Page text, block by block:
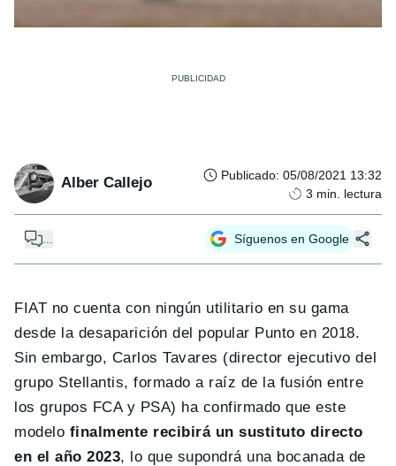
Alber Callejo Publicado: 05/08/2021 13:32
3 min. lectura
Síguenos en Google
FIAT no cuenta con ningún utilitario en su gama
desde la desaparición del popular Punto en 2018.
Sin embargo, Carlos Tavares (director ejecutivo del
grupo Stellantis, formado a raíz de la fusión entre
los grupos FCA y PSA) ha confirmado que este
modelo finalmente recibirá un sustituto directo
en el año 2023, lo que supondrá una bocanada de